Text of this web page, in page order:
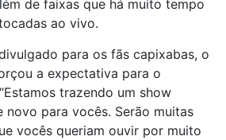
de faixas que há muito tempo
ao vivo.
para os fãs capixabas, o
a expectativa para o
trazendo um show
novo para vocês. Serão muitas
vocês queriam ouvir por muito